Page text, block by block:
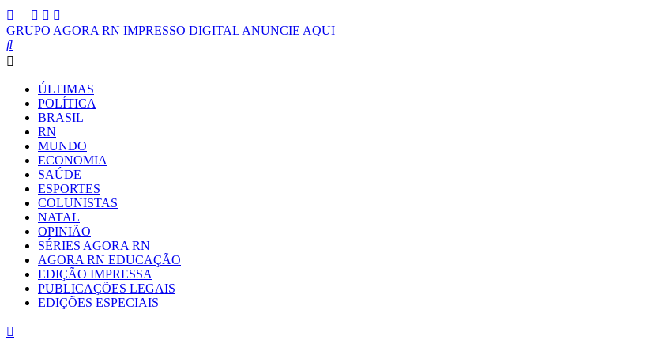
GRUPO AGORA RN IMPRESSO DIGITAL ANUNCIE AQUI
ÚLTIMAS
POLÍTICA
BRASIL
RN
MUNDO
ECONOMIA
SAÚDE
ESPORTES
COLUNISTAS
NATAL
OPINIÃO
SÉRIES AGORA RN
AGORA RN EDUCAÇÃO
EDIÇÃO IMPRESSA
PUBLICAÇÕES LEGAIS
EDIÇÕES ESPECIAIS